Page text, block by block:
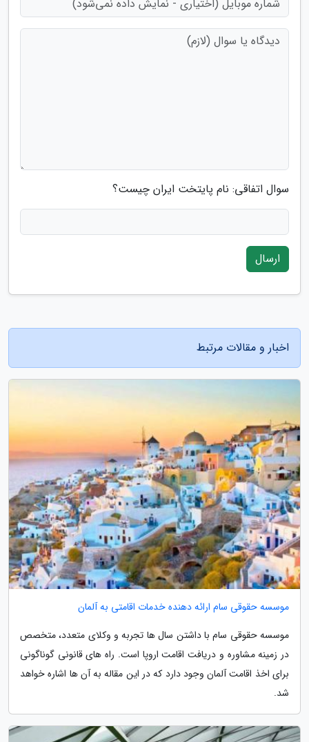
سوال اتفاقی: نام پایتخت ایران چیست؟
ارسال
اخبار و مقالات مرتبط
موسسه حقوقی سام ارائه دهنده خدمات اقامتی به آلمان
موسسه حقوقی سام با داشتن سال ها تجربه و وکلای متعدد، متخصص
در زمینه مشاوره و دریافت اقامت اروپا است. راه های قانونی گوناگونی
برای اخذ اقامت آلمان وجود دارد که در این مقاله به آن ها اشاره خواهد
شد.